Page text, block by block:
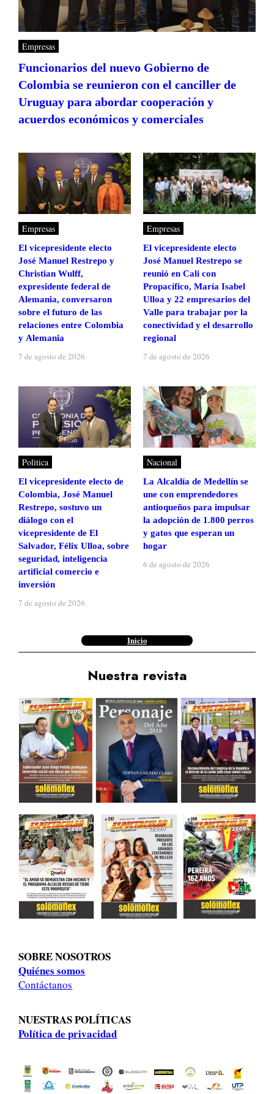
Empresas
Funcionarios del nuevo Gobierno de
Colombia se reunieron con el canciller de
Uruguay para abordar cooperación y
acuerdos económicos y comerciales
Empresas
El vicepresidente electo
José Manuel Restrepo y
Christian Wulff,
expresidente federal de
Alemania, conversaron
sobre el futuro de las
relaciones entre Colombia
y Alemania
7 de agosto de 2026
Empresas
El vicepresidente electo
José Manuel Restrepo se
reunió en Cali con
Propacífico, María Isabel
Ulloa y 22 empresarios del
Valle para trabajar por la
conectividad y el desarrollo
regional
7 de agosto de 2026
Politica
El vicepresidente electo de
Colombia, José Manuel
Restrepo, sostuvo un
diálogo con el
vicepresidente de El
Salvador, Félix Ulloa, sobre
seguridad, inteligencia
artificial comercio e
inversión
7 de agosto de 2026
Nacional
La Alcaldía de Medellín se
une con emprendedores
antioqueños para impulsar
la adopción de 1.800 perros
y gatos que esperan un
hogar
6 de agosto de 2026
Inicio
Nuestra revista
SOBRE NOSOTROS
Quiénes somos
Contáctanos
NUESTRAS POLÍTICAS
Política de privacidad